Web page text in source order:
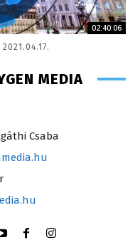
02:40:06
2021.04.17.
MEDIA
Csaba